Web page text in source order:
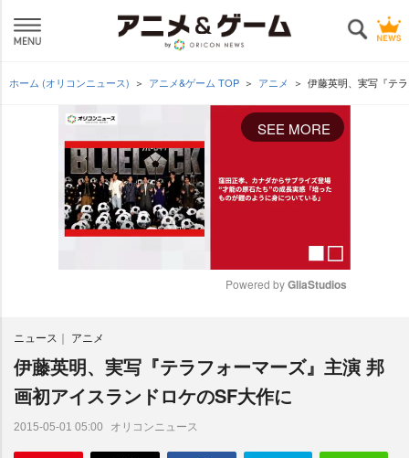
ホーム (オリコンニュース) アニメ&ゲーム TOP アニメ 伊藤英明、実写『テ
SEE MORE
e
Powered by GliaStudios
ニュース アニメ
伊藤英明、実写『テラフォーマーズ』主演 邦
画初アイスランドロケのSF大作に
2015-05-01 05:00 オリコンニュース